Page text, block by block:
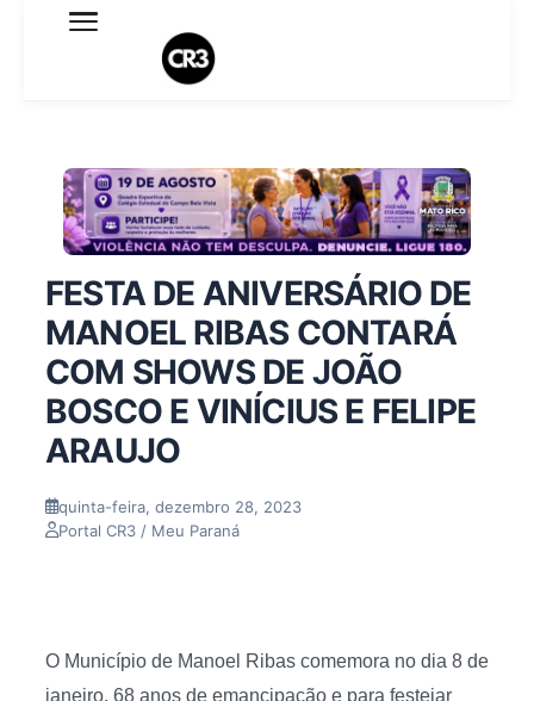
Expediente
Termo de Uso
Sobre o blog
FESTA DE ANIVERSÁRIO DE
MANOEL RIBAS CONTARÁ
COM SHOWS DE JOÃO
BOSCO E VINÍCIUS E FELIPE
ARAUJO
quinta-feira, dezembro 28, 2023
Portal CR3 / Meu Paraná
O Município de Manoel Ribas comemora no dia 8 de
janeiro, 68 anos de emancipação e para festejar